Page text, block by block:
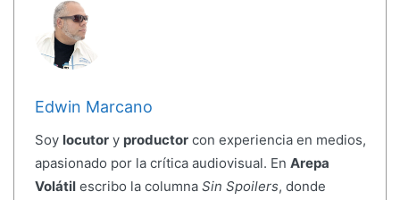
Edwin Marcano
Soy locutory productorcon experiencia en medios,
apasionado por la crítica audiovisual. En Arepa
Volátilescribo la columna Sin Spoilers, donde